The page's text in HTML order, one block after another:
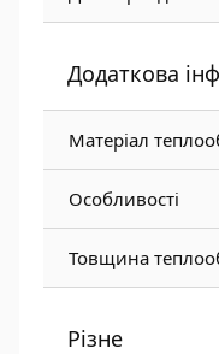
Додаткова
Матеріал
Особливості
Товщина
Різне